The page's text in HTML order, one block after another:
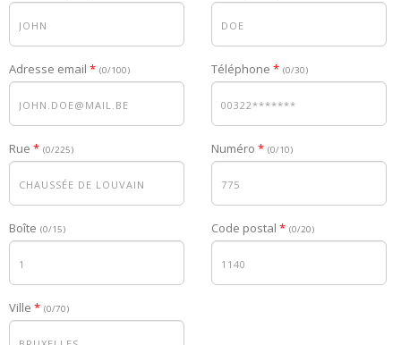
Adresse email (0/100) Téléphone (0/30)
Rue (0/225) Numéro (0/10)
Boîte (0/15) Code postal (0/20)
Ville (0/70)